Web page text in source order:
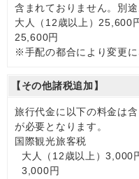
含まれておりません。別
大人（12歳以上）25,600
25,600円
※手配の都合により変更に
【その他諸税追加】
旅行代金に以下の料金は
が必要となります。
国際観光旅客税
大人（12歳以上）3,000
3,000円